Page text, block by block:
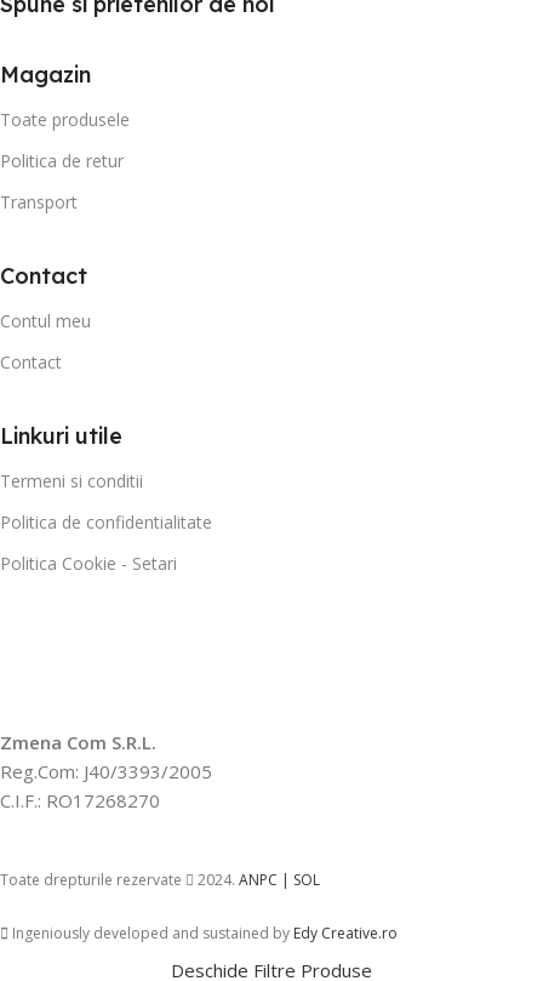
Magazin
Toate produsele
Politica de retur
Transport
Contact
Contul meu
Contact
Linkuri utile
Termeni si conditii
Politica de confidentialitate
Politica Cookie - Setari
Zmena Com S.R.L.
Reg.Com: J40/3393/2005
C.I.F.: RO17268270
Toate drepturile rezervate 2024. ANPC | SOL
Ingeniously developed and sustained by Edy Creative.ro
Deschide Filtre Produse